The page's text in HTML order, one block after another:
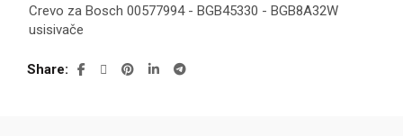
Crevo za Bosch 00577994 - BGB45330 - BGB8A32W
usisivače
Share